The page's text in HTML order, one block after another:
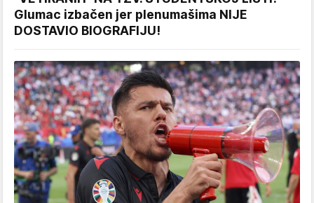
Glumac izbačen jer plenumašima NIJE
DOSTAVIO BIOGRAFIJU!